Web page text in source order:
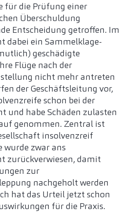
für die Prüfung einer
Überschuldung
Entscheidung getroffen. Im
dabei ein Sammelklage-
geschädigte
Flüge nach der
nicht mehr antreten
der Geschäftsleitung vor,
schon bei der
und habe Schäden zulasten
genommen. Zentral ist
insolvenzreif
wurde zwar ans
zurückverwiesen, damit
zur
nachgeholt werden
hat das Urteil jetzt schon
für die Praxis.